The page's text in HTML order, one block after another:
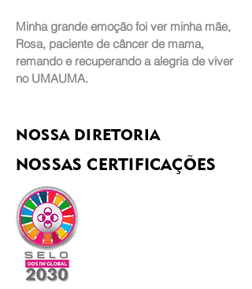
Minha grande emoção foi ver minha mãe,
Rosa, paciente de câncer de mama,
remando e recuperando a alegria de viver
no UMAUMA.
NOSSA DIRETORIA
NOSSAS CERTIFICAÇÕES